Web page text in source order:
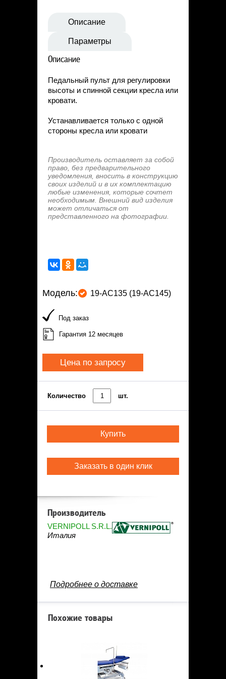
Описание
Параметры
Описание
Педальный пульт для регулировки
высоты и спинной секции кресла или
кровати.
Устанавливается только с одной
стороны кресла или кровати
Производитель оставляет за собой
право, без предварительного
уведомления, вносить в конструкцию
своих изделий и в их комплектацию
любые изменения, которые сочтет
необходимым. Внешний вид изделия
может отличаться от
представленного на фотографии.
Модель: 19-AC135 (19-AC145)
Под заказ
Гарантия 12 месяцев
Цена по запросу
Количество шт.
Купить
Заказать в один клик
Производитель
VERNIPOLL S.R.L.
Италия
Подробнее о доставке
Похожие товары